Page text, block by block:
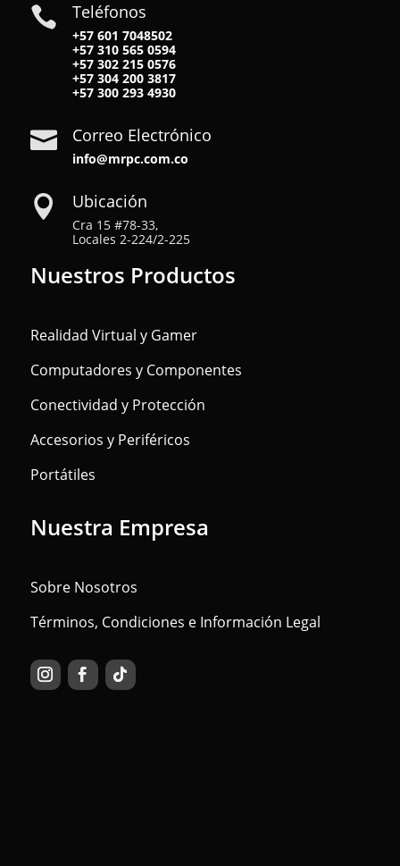
 Teléfonos
+57 601 7048502
+57310 565 0594
+57302 215 0576
+57304 200 3817
+57300 293 4930
 Correo Electrónico
info@mrpc.com.co
 Ubicación
Cra 15 #78-33,
Locales 2-224/2-225
Nuestros Productos
Realidad Virtual y Gamer
Computadores y Componentes
Conectividad y Protección
Accesorios y Periféricos
Portátiles
Nuestra Empresa
Sobre Nosotros
Términos, Condiciones e Información Legal